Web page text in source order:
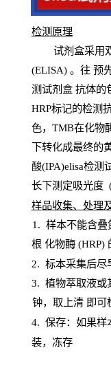
检测原理
试剂盒采用
(ELISA) 。往 预
测试剂盒抗体的
HRP标记的检测
色， TMB在化物
下转化成最终的
酸(IPA)elisa检测
长下测定吸光度
样品收集、处理
1 . 样本不能含叠
根 化物酶(HRP)
2. 标本采集后尽
3. 植物萃取液或
钟，取上清 即可
4. 保存：如果样
装，冻存